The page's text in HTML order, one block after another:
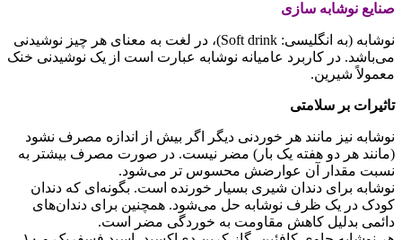
صنایع نوشابه سازی
نوشابه (به انگلیسی: Soft drink)‏، در لغت به معنای هر چیز نوشیدنی
می‌باشد. در کاربرد عامیانه نوشابه عبارت است از یک نوشیدنی خنک
معمولاً شیرین.
تاثیرات بر سلامتی
نوشابه نیز مانند هر خوردنی دیگر اگر بیش از اندازه مصرف نشود
(مانند هر دو هفته یک بار) مضر نیست. در صورت مصرف بیشتر به
نسبت مقدار آن عوارضش محسوس تر می‌شود.
نوشابه برای دندان شیری بسیار خورنده‌ است. بگونه‌ای که دندان
کودک در یک ظرف نوشابه حل می‌شود. همچنین برای دندان‌های
دائمی بدلیل کاهش مقاومت به خوردگی مضر است.